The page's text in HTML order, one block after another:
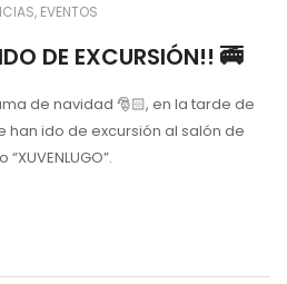
EVENTOS
DE EXCURSIÓN!! 🚎
de navidad 🎅🏻, en la tarde de
han ido de excursión al salón de